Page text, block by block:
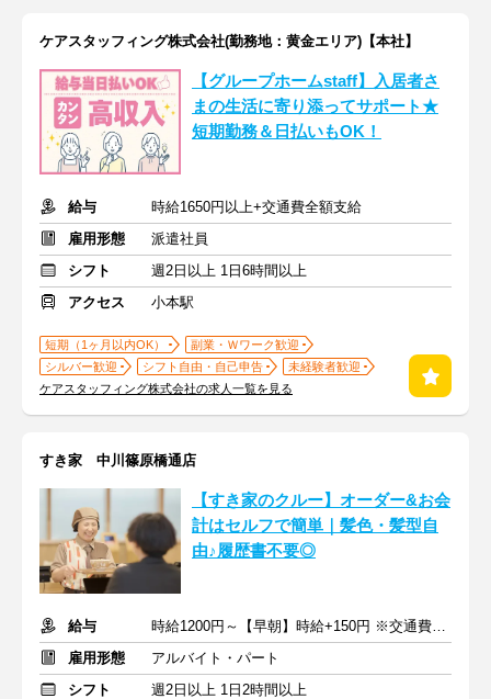
ケアスタッフィング株式会社(勤務地：黄金エリア)【本社】
【グループホームstaff】入居者さ
まの生活に寄り添ってサポート★
短期勤務＆日払いもOK！
給与
時給1650円以上+交通費全額支給
雇用形態
派遣社員
シフト
週2日以上 1日6時間以上
アクセス
小本駅
短期（1ヶ月以内OK）
副業・Ｗワーク歓迎
シルバー歓迎
シフト自由・自己申告
未経験者歓迎
ケアスタッフィング株式会社の求人一覧を見る
すき家 中川篠原橋通店
【すき家のクルー】オーダー&お会
計はセルフで簡単｜髪色・髪型自
由♪履歴書不要◎
給与
時給1200円～【早朝】時給+150円 ※交通費支給
雇用形態
アルバイト・パート
シフト
週2日以上 1日2時間以上